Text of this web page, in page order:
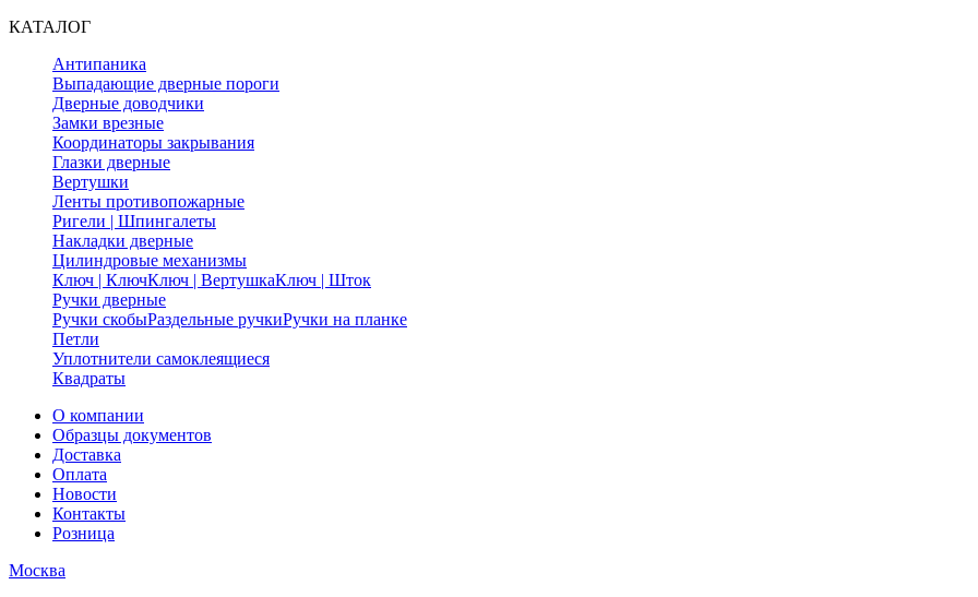
КАТАЛОГ
Антипаника
Выпадающие дверные пороги
Дверные доводчики
Замки врезные
Координаторы закрывания
Глазки дверные
Вертушки
Ленты противопожарные
Ригели | Шпингалеты
Накладки дверные
Цилиндровые механизмы
Ключ | КлючКлюч | ВертушкаКлюч | Шток
Ручки дверные
Ручки скобыРаздельные ручкиРучки на планке
Петли
Уплотнители самоклеящиеся
Квадраты
О компании
Образцы документов
Доставка
Оплата
Новости
Контакты
Розница
Москва